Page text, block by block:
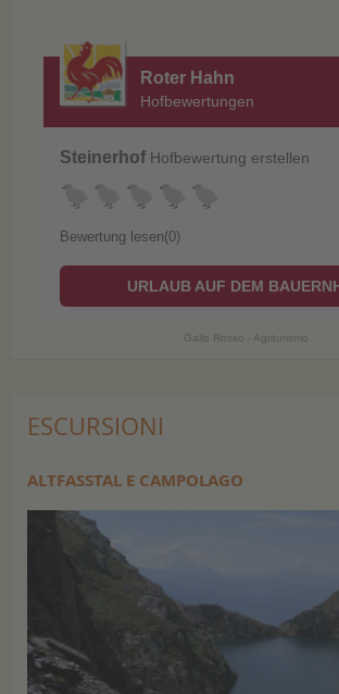
Roter Hahn
Hofbewertungen
Steinerhof Hofbewertung erstellen
Bewertung lesen(0)
URLAUB AUF DEM
Gallo Rosso - Agriturismo
ESCURSIONI
ALTFASSTAL E CAMPOLAGO